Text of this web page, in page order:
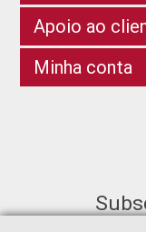
Apoio ao
Minha conta